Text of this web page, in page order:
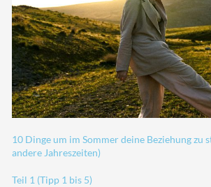
10 Dinge um im Sommer deine Beziehung zu
andere Jahreszeiten)
Teil 1 (Tipp 1 bis 5)